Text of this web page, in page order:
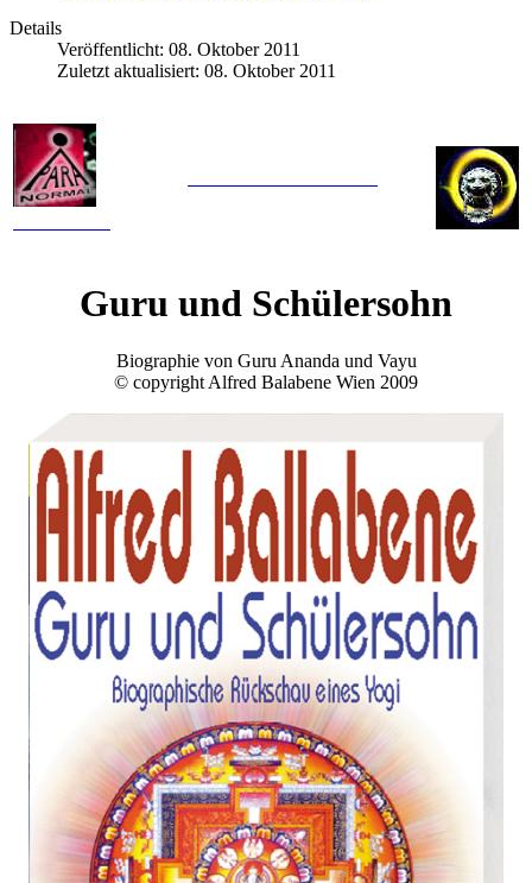
Details
Veröffentlicht: 08. Oktober 2011
Zuletzt aktualisiert: 08. Oktober 2011
Guru und Schülersohn
Biographie von Guru Ananda und Vayu
© copyright Alfred Balabene Wien 2009